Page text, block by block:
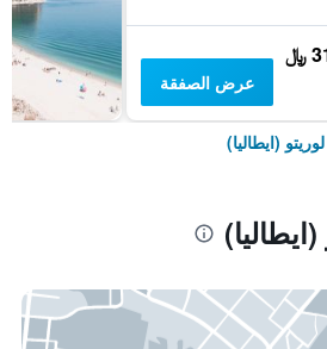
﷼
عرض الصفقة
(ايطاليا)